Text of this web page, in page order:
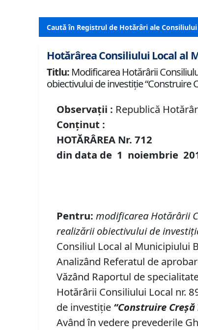
Caută în Registrul de Hotărâri ale
Hotărârea Consiliului Local al
Titlu: Modificarea Hotărârii
obiectivului de investiție “Construire
Observații : Republică
Conținut :
HOTĂRÂREA Nr.712
din data de 1 noiembrie
Pentru: modificarea Hotărârii
realizării obiectivului de investiț
Consiliul Local al Municipiului
Analizând Referatul de
Văzând Raportul de
Hotărârii Consiliului Local nr.
de investiție “Construire Creșă
Având în vedere prevederile